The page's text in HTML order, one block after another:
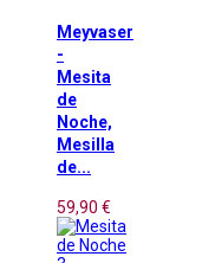
Meyvaser
-
Mesita
de
Noche,
Mesilla
de...
59,90 €